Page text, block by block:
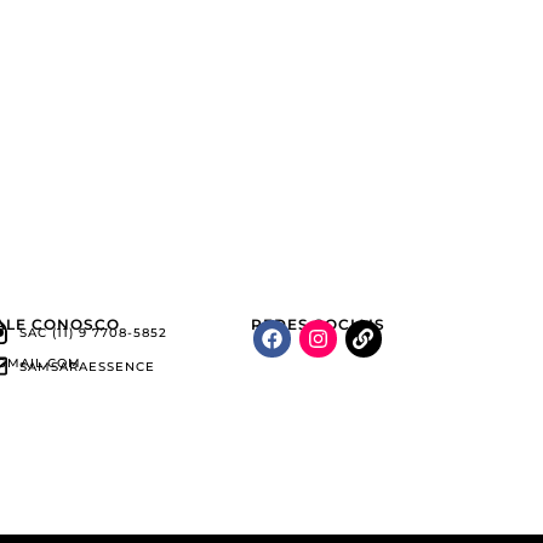
CONOSCO
SAC (11) 9 7708-5852
SAMSARAESSENCE
REDES SOCIAIS